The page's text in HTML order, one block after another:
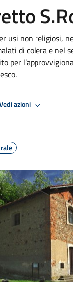
usi non religiosi,
di colera e nel
per
Vedi azioni